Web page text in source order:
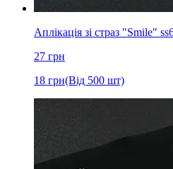
Аплікація зі страз "Smile"
27 грн
18 грн(Від 500 шт)